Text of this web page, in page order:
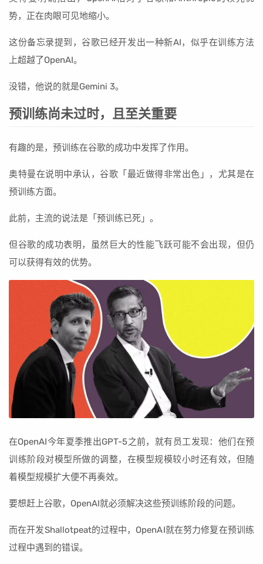
势，正在肉眼可见地缩小。
这份备忘录提到，谷歌已经开发出一种新AI，似乎在训练方法
上超越了OpenAI。
没错，他说的就是Gemini 3。
预训练尚未过时，且至关重要
有趣的是，预训练在谷歌的成功中发挥了作用。
奥特曼在说明中承认，谷歌「最近做得非常出色」，尤其是在
预训练方面。
此前，主流的说法是「预训练已死」。
但谷歌的成功表明，虽然巨大的性能飞跃可能不会出现，但仍
可以获得有效的优势。
在OpenAI今年夏季推出GPT-5之前，就有员工发现：他们在预
训练阶段对模型所做的调整，在模型规模较小时还有效，但随
着模型规模扩大便不再奏效。
要想赶上谷歌，OpenAI就必须解决这些预训练阶段的问题。
而在开发Shallotpeat的过程中，OpenAI就在努力修复在预训练
过程中遇到的错误。